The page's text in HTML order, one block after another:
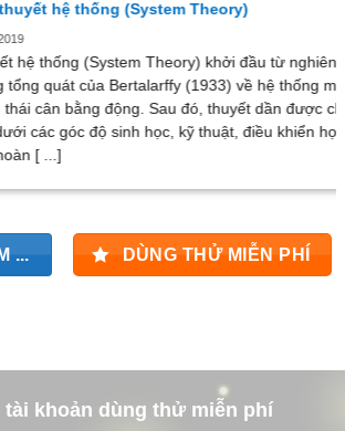
(System Theory)
(System Theory) khởi đầu từ nghiên cứu hệ
Bertalarffy (1933) về hệ thống mở và các
động. Sau đó, thuyết dần được chuyên
độ sinh học, kỹ thuật, điều khiển học … và
... DÙNG THỬ MIỄN PHÍ
khoản dùng thử miễn phí